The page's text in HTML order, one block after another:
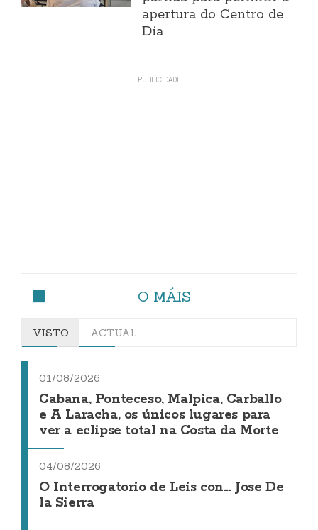
apertura do Centro de
Día
O MÁIS
VISTO ACTUAL
01/08/2026
Cabana, Ponteceso, Malpica, Carballo
e A Laracha, os únicos lugares para
ver a eclipse total na Costa da Morte
04/08/2026
O Interrogatorio de Leis con... Jose De
la Sierra